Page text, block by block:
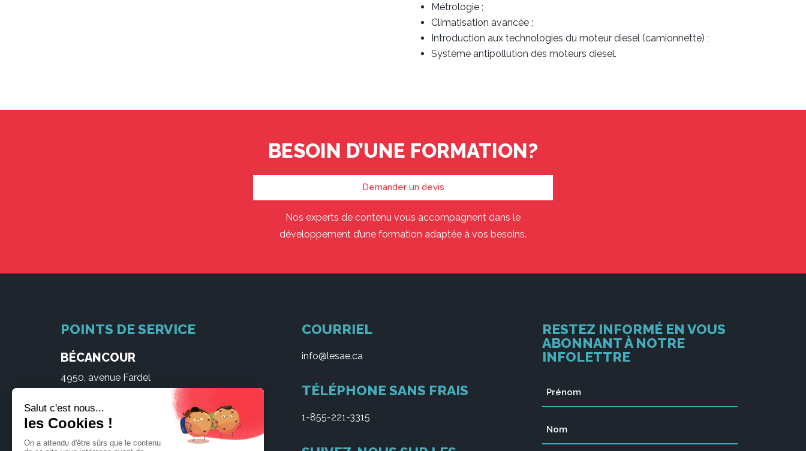
Métrologie ;
Climatisation avancée ;
Introduction aux technologies du moteur diesel (camionnette) ;
Système antipollution des moteurs diesel.
BESOIN D’UNE FORMATION?
Demander un devis
Nos experts de contenu vous accompagnent dans le
développement d’une formation adaptée à vos besoins.
POINTS DE SERVICE
BÉCANCOUR
4950, avenue Fardel
NICOLET
575, rue de Monseigneur-Brunault
COURRIEL
info@lesae.ca
TÉLÉPHONE SANS FRAIS
1-855-221-3315
RESTEZ INFORMÉ EN VOUS
ABONNANT À NOTRE
INFOLETTRE